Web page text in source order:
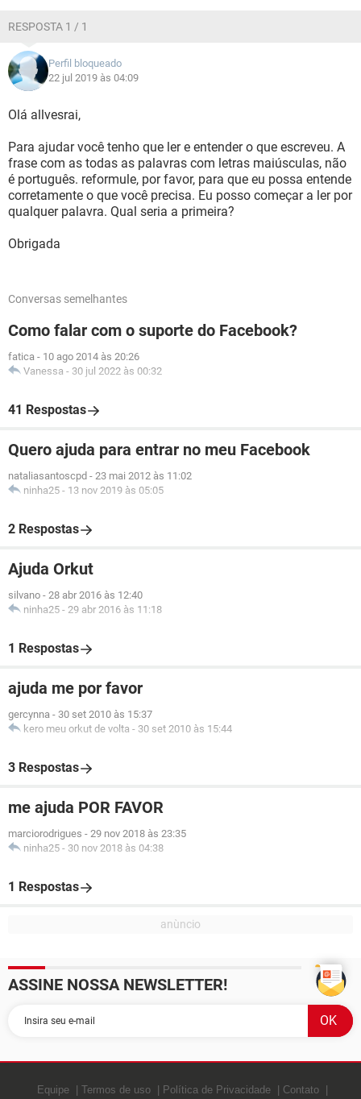
RESPOSTA 1 / 1
Perfil bloqueado
22 jul 2019 às 04:09
Olá allvesrai,
Para ajudar você tenho que ler e entender o que escreveu. A
frase com as todas as palavras com letras maiúsculas, não
é português. reformule, por favor, para que eu possa entende
corretamente o que você precisa. Eu posso começar a ler por
qualquer palavra. Qual seria a primeira?
Obrigada
Conversas semelhantes
Como falar com o suporte do Facebook?
fatica - 10 ago 2014 às 20:26
Vanessa - 30 jul 2022 às 00:32
41 Respostas
Quero ajuda para entrar no meu Facebook
nataliasantoscpd - 23 mai 2012 às 11:02
ninha25 - 13 nov 2019 às 05:05
2 Respostas
Ajuda Orkut
silvano - 28 abr 2016 às 12:40
ninha25 - 29 abr 2016 às 11:18
1 Respostas
ajuda me por favor
gercynna - 30 set 2010 às 15:37
kero meu orkut de volta - 30 set 2010 às 15:44
3 Respostas
me ajuda POR FAVOR
marciorodrigues - 29 nov 2018 às 23:35
ninha25 - 30 nov 2018 às 04:38
1 Respostas
ASSINE NOSSA NEWSLETTER!
Equipe Termos de uso Política de Privacidade Contato